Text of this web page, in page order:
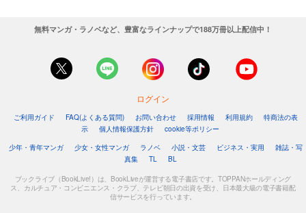
無料マンガ・ラノベなど、豊富なラインナップで188万冊以上配信中！
ログイン
ご利用ガイド FAQ(よくある質問) お問い合わせ 採用情報 利用規約
特商法の表
示
個人情報保護方針
cookie等ポリシー
少年・青年マンガ
少女・女性マンガ ラノベ 小説・文芸 ビジネス・実用
雑誌・写
真集
TL BL
ブックライブ（BookLive!）は、BookLiveが運営する電子書店です。TOPPANホールディング
ス、カルチュア・コンビニエンス・クラブ、テレビ朝日の出資を受け、日本最大級の電子書籍配
信サービスを行っています。